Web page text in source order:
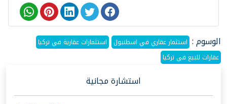
الوسوم : استثمار عقاري في اسطنبول
استثمارات عقارية في تركيا
عقارات للبيع في تركيا
استشارة مجانية